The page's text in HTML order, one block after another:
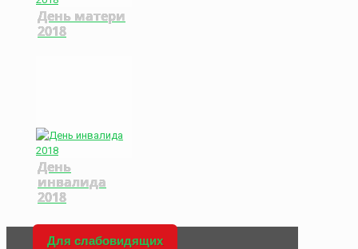
День матери
2018
День
инвалида
2018
Для слабовидящих